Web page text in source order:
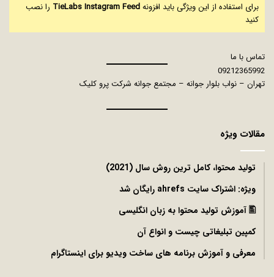
برای استفاده از این ویژگی باید افزونهTieLabs Instagram Feed را نصب
کنید
تماس با ما
09212365992
تهران – نواب بلوار جوانه – مجتمع جوانه شرکت پرو کلیک
مقالات ویژه
توليد محتوا، کامل ترین روش سال (2021)
ویژه: اشتراک سایت ahrefs رایگان شد
🖺 آموزش تولید محتوا به زبان انگلیسی
کمپین تبلیغاتی چیست و انواع آن
معرفی و آموزش برنامه های ساخت ویدیو برای اینستاگرام